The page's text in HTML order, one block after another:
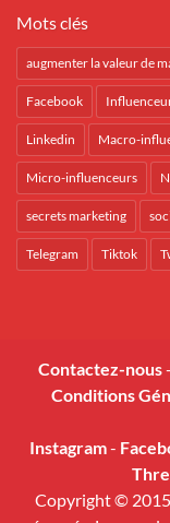
Mots clés
augmenter la valeur de
Facebook
Linkedin Macro-
Micro-influenceurs
secrets marketing
Telegram Tiktok
Contactez-nous-
Conditions
Instagram-
Copyright ©